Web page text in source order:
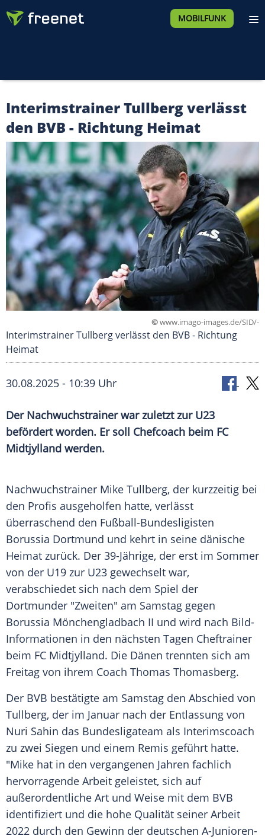
MOBILFUNK
Interimstrainer Tullberg verlässt
den BVB - Richtung Heimat
©www.imago-images.de/SID/-
Interimstrainer Tullberg verlässt den BVB - Richtung
Heimat
30.08.2025 - 10:39 Uhr
Der Nachwuchstrainer war zuletzt zur U23
befördert worden. Er soll Chefcoach beim FC
Midtjylland werden.
Nachwuchstrainer Mike Tullberg, der kurzzeitig bei
den Profis ausgeholfen hatte, verlässt
überraschend den Fußball-Bundesligisten
Borussia Dortmund und kehrt in seine dänische
Heimat zurück. Der 39-Jährige, der erst im Sommer
von der U19 zur U23 gewechselt war,
verabschiedet sich nach dem Spiel der
Dortmunder "Zweiten" am Samstag gegen
Borussia Mönchengladbach II und wird nach Bild-
Informationen in den nächsten Tagen Cheftrainer
beim FC Midtjylland. Die Dänen trennten sich am
Freitag von ihrem Coach Thomas Thomasberg.
Der BVB bestätigte am Samstag den Abschied von
Tullberg, der im Januar nach der Entlassung von
Nuri Sahin das Bundesligateam als Interimscoach
zu zwei Siegen und einem Remis geführt hatte.
"Mike hat in den vergangenen Jahren fachlich
hervorragende Arbeit geleistet, sich auf
außerordentliche Art und Weise mit dem BVB
identifiziert und die hohe Qualität seiner Arbeit
2022 durch den Gewinn der deutschen A-Junioren-